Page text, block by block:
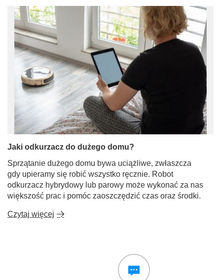
Jaki odkurzacz do dużego domu?
Sprzątanie dużego domu bywa uciążliwe, zwłaszcza
gdy upieramy się robić wszystko ręcznie. Robot
odkurzacz hybrydowy lub parowy może wykonać za nas
większość prac i pomóc zaoszczędzić czas oraz środki.
Czytaj więcej